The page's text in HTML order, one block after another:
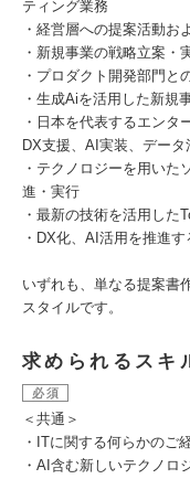
ティング業務
・経営層への提案活動お
・新規事業の戦略立案・
・プロダクト開発部門と
・生成Aiを活用した新規
・日本を代表するエンタ
DX支援、AI実装、データ
・テクノロジーを用いた
進・実行
・最新の技術を活用した
・DX化、AI活用を推進
いずれも、単なる提案書
スタイルです。
求められるスキ
必須
＜共通＞
・ITに関する何らかのご
・AI含む新しいテクノロ